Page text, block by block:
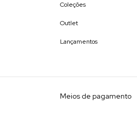
Coleções
Outlet
Lançamentos
Meios de pagamento